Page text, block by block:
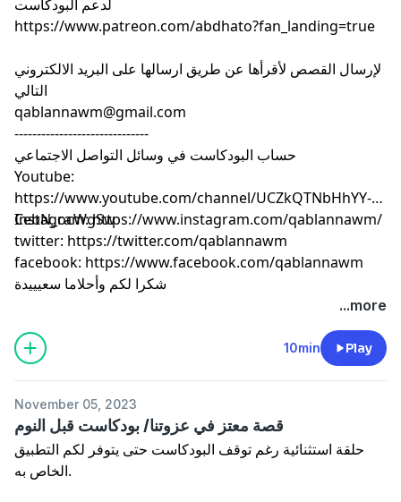
لدعم البودكاست
https://www.patreon.com/abdhato?fan_landing=true
لإرسال القصص لأقرأها عن طريق ارسالها على البريد الالكتروني
التالي
qablannawm@gmail.com
------------------------------
حساب البودكاست في وسائل التواصل الاجتماعي
Youtube:
https://www.youtube.com/channel/UCZkQTNbHhYY-
CebN_ocWgSw
Instagram: https://www.instagram.com/qablannawm/
twitter: https://twitter.com/qablannawm
facebook: https://www.facebook.com/qablannawm
شكرا لكم وأحلاما سعيييدة
...more
10min Play
November 05, 2023
قصة معتز في عزوتنا/ بودكاست قبل النوم
حلقة استثنائية رغم توقف البودكاست حتى يتوفر لكم التطبيق
الخاص به.